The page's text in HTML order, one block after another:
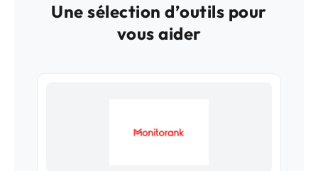
Une sélection d’outils pour
vous aider